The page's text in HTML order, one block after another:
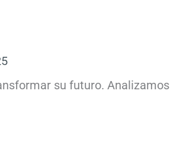
su futuro. Analizamos